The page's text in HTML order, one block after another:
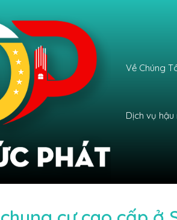
Về Chúng
Dịch vụ hậu